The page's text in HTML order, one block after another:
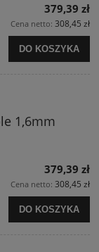
379,39 zł
Cena netto: 308,45 zł
DO KOSZYKA
1,6mm
379,39 zł
Cena netto: 308,45 zł
DO KOSZYKA